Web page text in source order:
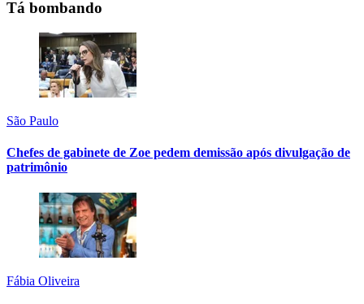
Tá bombando
São Paulo
Chefes de gabinete de Zoe pedem demissão após divulgação de
patrimônio
Fábia Oliveira